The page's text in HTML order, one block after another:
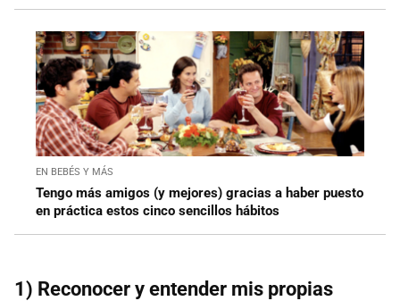
EN BEBÉS Y MÁS
Tengo más amigos (y mejores) gracias a haber puesto
en práctica estos cinco sencillos hábitos
1) Reconocer y entender mis propias